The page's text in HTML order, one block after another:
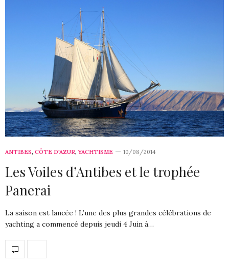
ANTIBES, CÔTE D'AZUR, YACHTISME 10/08/2014
Les Voiles d’Antibes et le trophée
Panerai
La saison est lancée ! L’une des plus grandes célébrations de
yachting a commencé depuis jeudi 4 Juin à…